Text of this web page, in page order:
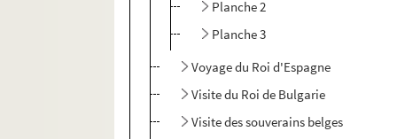
Planche 2
Planche 3
Voyage du Roi d'Espagne
Visite du Roi de Bulgarie
Visite des souverains belges